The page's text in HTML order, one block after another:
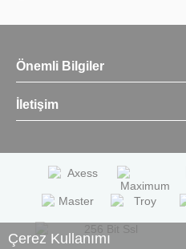
Çerez Kullanımı
Önemli Bilgiler
İletişim